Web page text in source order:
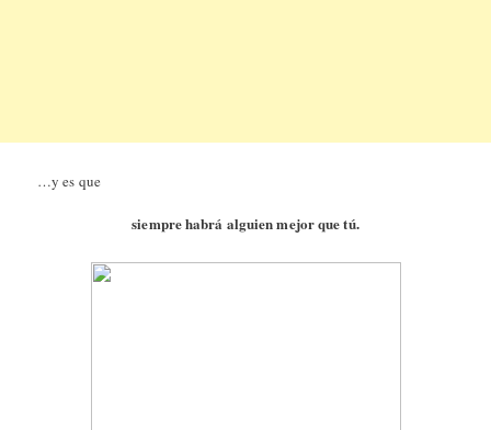
…y es que
siempre habrá alguien mejor que tú.